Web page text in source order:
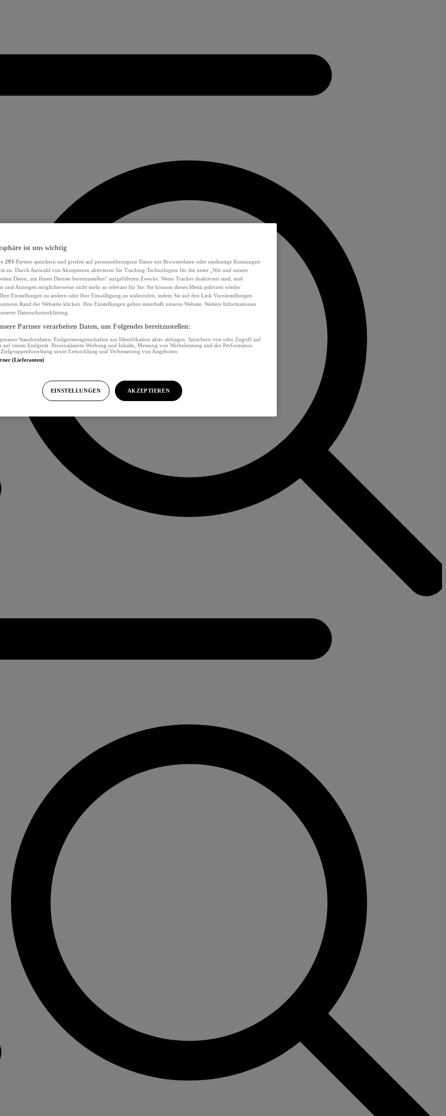
ist uns wichtig
293-Partner speichern und greifen auf personenbezogene Daten wie Browserdaten oder eindeutige Kennungen
zu. Durch Auswahl von Akzeptieren aktivieren Sie Tracking-Technologien für die unter „Wir und unsere
Daten, um Ihnen Dienste bereitzustellen“ aufgeführten Zwecke. Wenn Tracker deaktiviert sind, sind
und Anzeigen möglicherweise nicht mehr so relevant für Sie. Sie können dieses Menü jederzeit wieder
Einstellungen zu ändern oder Ihre Einwilligung zu widerrufen, indem Sie auf den Link Voreinstellungen
Rand der Webseite klicken. Ihre Einstellungen gelten innerhalb unseres Website. Weitere Informationen
Datenschutzerklärung.
Partner verarbeiten Daten, um Folgendes bereitzustellen:
Standortdaten. Endgeräteeigenschaften zur Identifikation aktiv abfragen. Speichern von oder Zugriff auf
einem Endgerät. Personalisierte Werbung und Inhalte, Messung von Werbeleistung und der Performance
sowie Entwicklung und Verbesserung von Angeboten.
(Lieferanten)
EINSTELLUNGEN AKZEPTIEREN